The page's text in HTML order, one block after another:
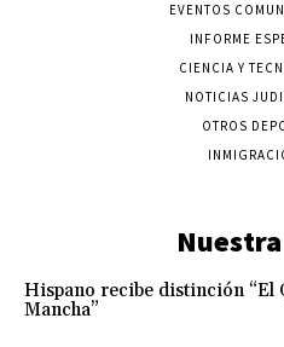
EVENTOS
INFORME
CIENCIA Y
NOTICIAS
OTROS
Hispano recibe distinción “El
Mancha”